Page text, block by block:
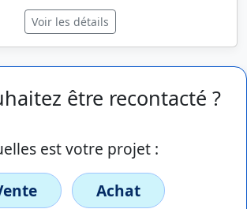
Voir les détails
être recontacté ?
est votre projet :
Achat